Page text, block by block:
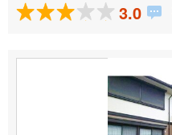
3.0